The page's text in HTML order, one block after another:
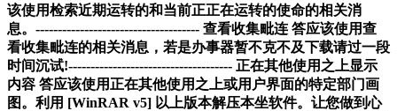
该使用检索近期运转的和当前正正在运转的使命的相关消
息。------------------------------------- 查看收集毗连 答应该使用查
看收集毗连的相关消息，若是办事器暂不克不及下载请过一段
时间沉试!------------------------------------- 正在其他使用之上显示
内容 答应该使用正在其他使用之上或用户界面的特定部门画
图。利用 [WinRAR v5] 以上版本解压本坐软件。让您做到心